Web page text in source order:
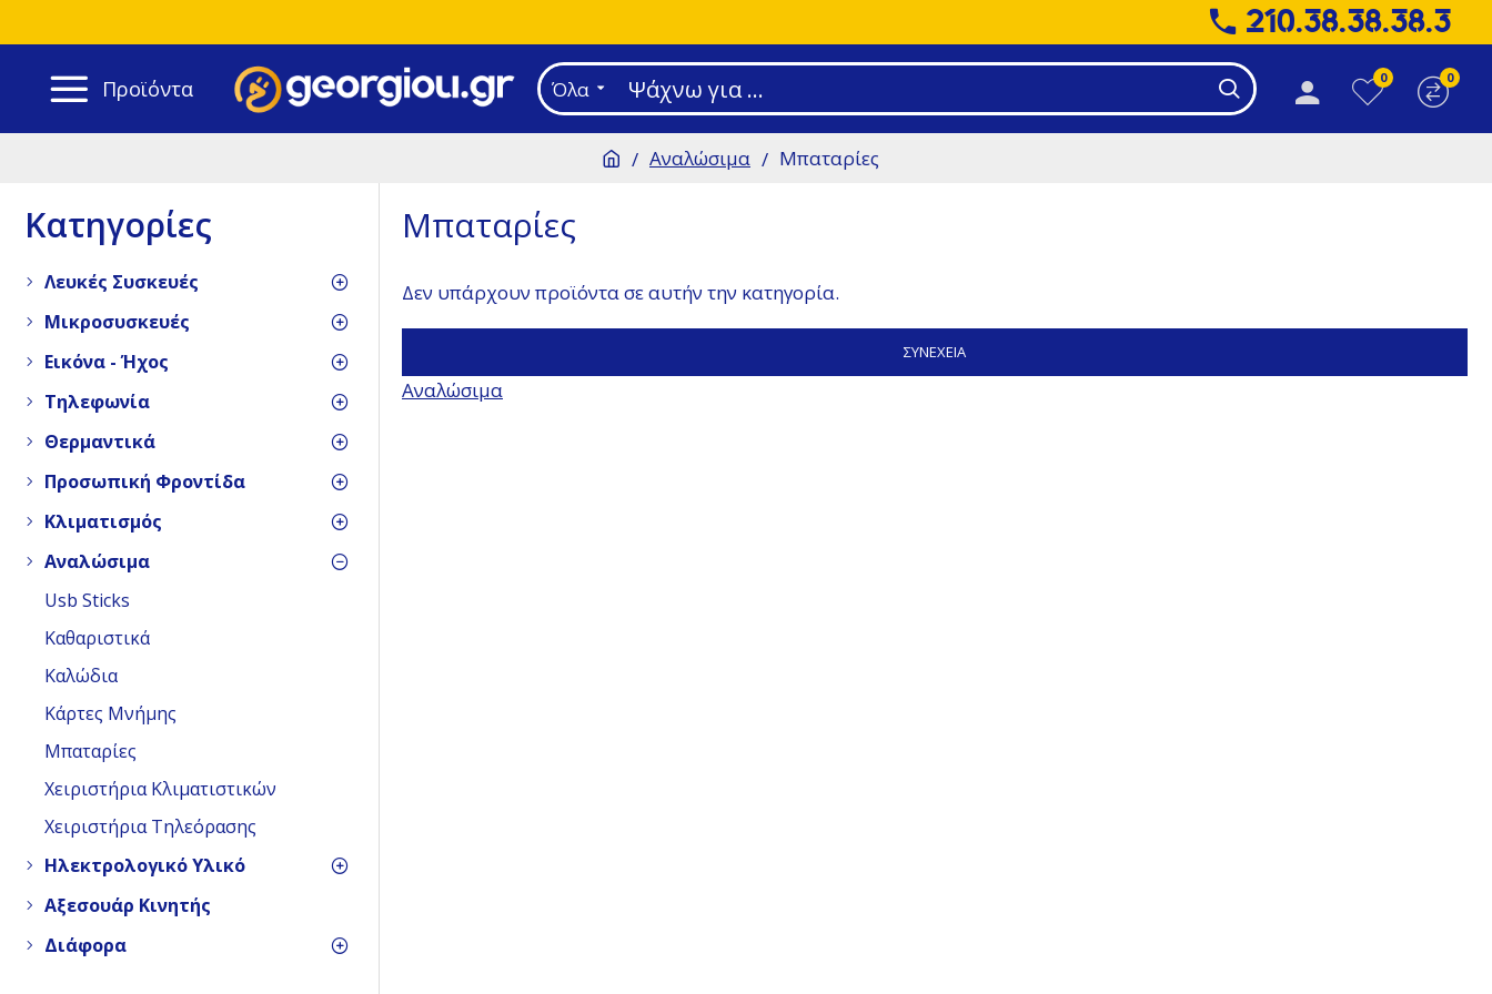
210.38.38.38.3
Προϊόντα Όλα 0 0
Αναλώσιμα Μπαταρίες
Κατηγορίες
Λευκές Συσκευές
Μικροσυσκευές
Εικόνα - Ήχος
Τηλεφωνία
Θερμαντικά
Προσωπική Φροντίδα
Κλιματισμός
Αναλώσιμα
Usb Sticks
Καθαριστικά
Καλώδια
Κάρτες Μνήμης
Μπαταρίες
Χειριστήρια Κλιματιστικών
Χειριστήρια Τηλεόρασης
Ηλεκτρολογικό Υλικό
Αξεσουάρ Κινητής
Διάφορα
Μπαταρίες
Δεν υπάρχουν προϊόντα σε αυτήν την κατηγορία.
ΣΥΝΈΧΕΙΑ
Αναλώσιμα